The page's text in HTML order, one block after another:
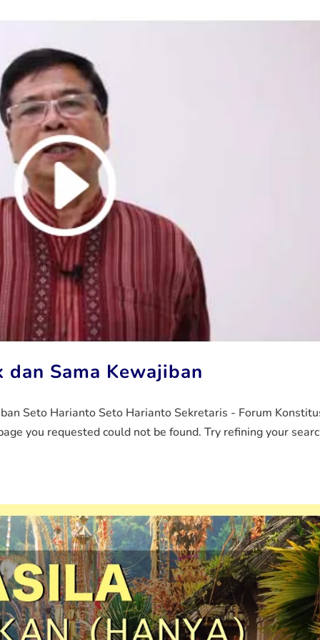
dan Sama Kewajiban
Seto Harianto Seto Harianto Sekretaris - Forum
you requested could not be found. Try refining your